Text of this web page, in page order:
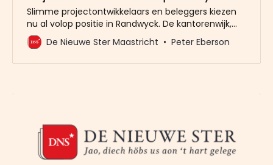
Slimme projectontwikkelaars en beleggers kiezen
nu al volop positie in Randwyck. De kantorenwijk,
die decennialang niet erg aantrekkelijk was om te
investeren, is plots hip nu de plannen om
De Nieuwe Ster Maastricht Peter Eberson